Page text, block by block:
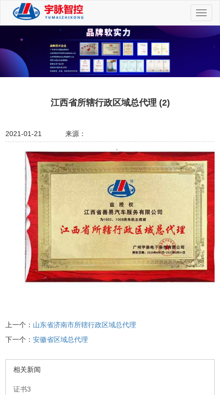
切
换
江西省所辖行政区域总代理 (2)
2021-01-21 来源：
上一个： 山东省济南市所辖行政区域总代理
下一个：安徽省区域总代理
相关新闻
证书3